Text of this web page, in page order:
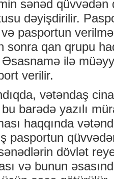
sənəd qüvvədən
dəyişdirilir.
pasportun
sonra qan qrupu
ilə
verilir.
vətəndaş
barədə yazılı
haqqında
pasportun
dövlət
və bunun